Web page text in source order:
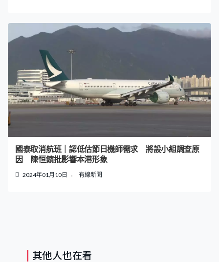
國泰取消航班｜認低估節日機師需求 將設小組調查原
因 陳恒鑌批影響本港形象
2024年01月10日 有線新聞
其他人也在看